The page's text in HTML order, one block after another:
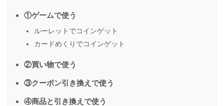
①ゲームで使う
ルーレットでコインゲット
カードめくりでコインゲット
②買い物で使う
③クーポン引き換えで使う
④商品と引き換えで使う